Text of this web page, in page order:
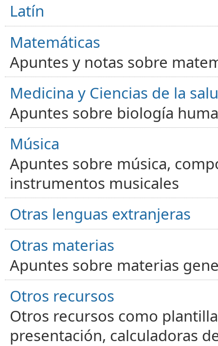
Latín
Matemáticas
Apuntes y notas sobre
Medicina y Ciencias de la
Apuntes sobre biología
Música
Apuntes sobre música,
instrumentos musicales
Otras lenguas extranjeras
Otras materias
Apuntes sobre materias
Otros recursos
Otros recursos como
presentación, calculadoras